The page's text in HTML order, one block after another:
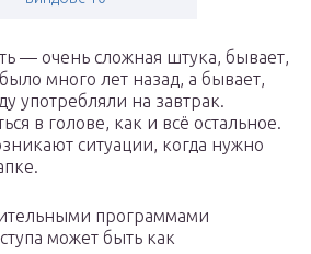
— очень сложная штука, бывает,
много лет назад, а бывает,
употребляли на завтрак.
в голове, как и всё остальное.
ситуации, когда нужно
программами
может быть как